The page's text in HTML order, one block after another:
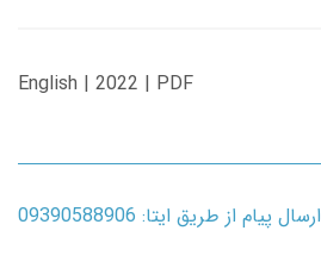
English | 2022 | PDF
ارسال پیام از طریق ایتا: 09390588906